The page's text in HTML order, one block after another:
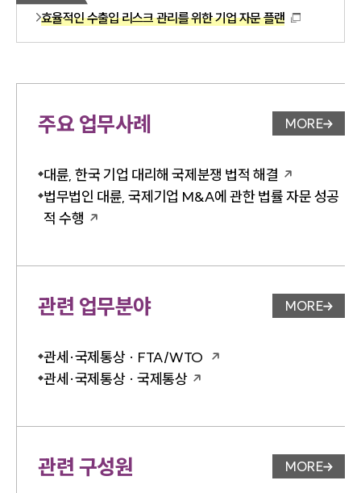
효율적인 수출입 리스크 관리를 위한 기업 자문 플랜
주요 업무사례 업무사례
MORE
대륜, 한국 기업 대리해 국제분쟁 법적 해결
법무법인 대륜, 국제기업 M&A에 관한 법률 자문 성공
적 수행
관련 업무분야 업무분야
MORE
관세·국제통상 · FTA/WTO
관세·국제통상 · 국제통상
관련 구성원 변호사 페
MORE